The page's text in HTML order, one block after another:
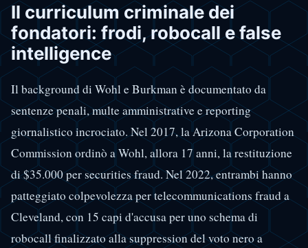
Il curriculum criminale dei
fondatori: frodi, robocall e false
intelligence
Il background di Wohl e Burkman è documentato da
sentenze penali, multe amministrative e reporting
giornalistico incrociato. Nel 2017, la Arizona Corporation
Commission ordinò a Wohl, allora 17 anni, la restituzione
di $35.000 per securities fraud. Nel 2022, entrambi hanno
patteggiato colpevolezza per telecommunications fraud a
Cleveland, con 15 capi d'accusa per uno schema di
robocall finalizzato alla suppression del voto nero a